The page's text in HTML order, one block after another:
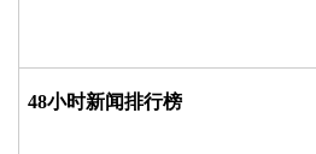
48小时新闻排行榜